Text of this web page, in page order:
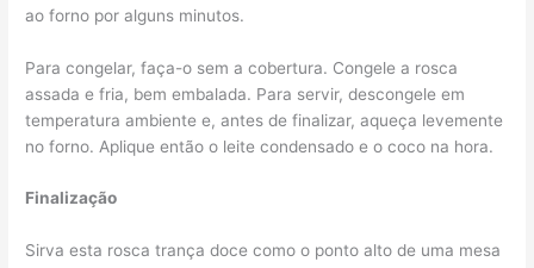
ao forno por alguns minutos.
Para congelar, faça-o sem a cobertura. Congele a rosca
assada e fria, bem embalada. Para servir, descongele em
temperatura ambiente e, antes de finalizar, aqueça levemente
no forno. Aplique então o leite condensado e o coco na hora.
Finalização
Sirva esta rosca trança doce como o ponto alto de uma mesa